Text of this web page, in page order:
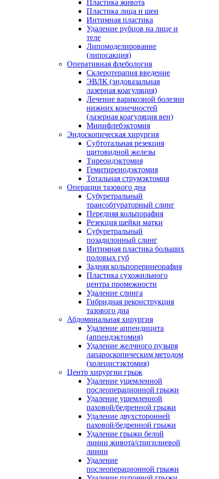
Пластика живота
Пластика лица и шеи
Интимная пластика
Удаление рубцов на лице и
теле
Липомоделирование
(липосакция)
Оперативная флебология
Склеротерапия введение
ЭВЛК (эндовазальная
лазерная коагуляция)
Лечение варикозной болезни
нижних конечностей
(лазерная коагуляция вен)
Минифлебэктомия
Эндоскопическая хирургия
Субтотальная резекция
щитовидной железы
Тиреоидэктомия
Гемитиреиодэктомия
Тотальная струмэктомия
Операции тазового дна
Субуретральный
трансобтураторный слинг
Передняя кольпорафия
Резекция шейки матки
Субуретральный
позадилонный слинг
Интимная пластика больших
половых губ
Задняя кольпоперинеорафия
Пластика сухожильного
центра промежности
Удаление слинга
Гибридная реконструкция
тазового дна
Абдоминальная хирургия
Удаление аппендицита
(аппендэктомия)
Удаление желчного пузыря
лапароскопическим методом
(холецистэктомия)
Центр хирургии грыж
Удаление ущемленной
послеоперационной грыжи
Удаление ущемленной
паховой/бедренной грыжи
Удаление двухсторонней
паховой/бедренной грыжи
Удаление грыжи белой
линии живота/спигилиевой
линии
Удаление
послеоперационной грыжи